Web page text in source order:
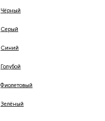
Чёрный
Серый
Синий
Голубой
Фиолетовый
Зелёный